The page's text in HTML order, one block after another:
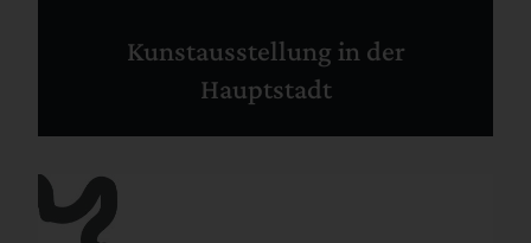
Kunstausstellung in der
Hauptstadt